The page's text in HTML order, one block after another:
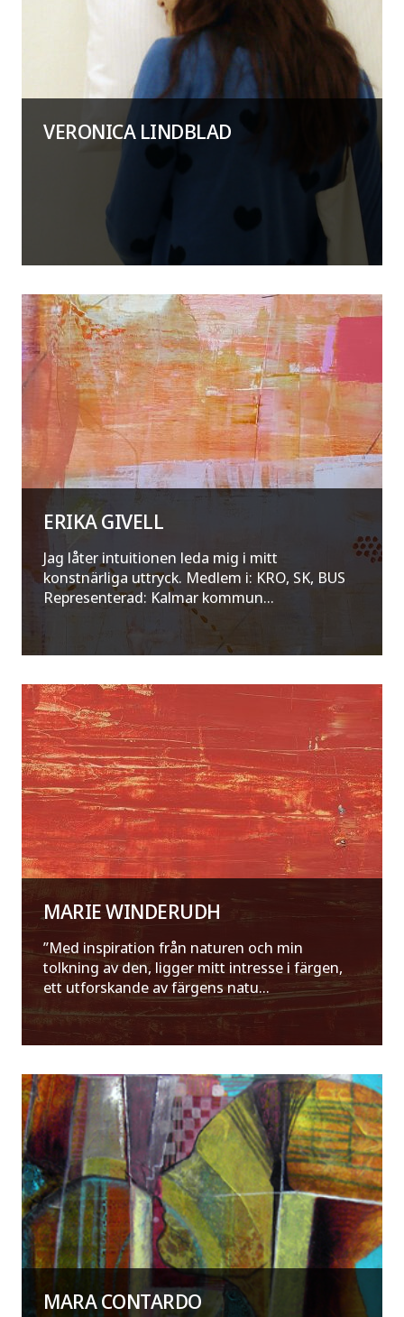
VERONICA LINDBLAD
ERIKA GIVELL
Jag låter intuitionen leda mig i mitt
konstnärliga uttryck. Medlem i: KRO, SK, BUS
Representerad: Kalmar kommun...
MARIE WINDERUDH
”Med inspiration från naturen och min
tolkning av den, ligger mitt intresse i färgen,
ett utforskande av färgens natu...
MARA CONTARDO